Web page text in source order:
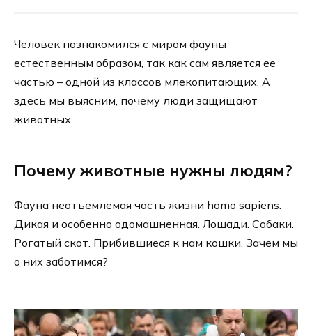
Человек познакомился с миром фауны
естественным образом, так как сам является ее
частью – одной из классов млекопитающих. А
здесь мы выясним, почему люди защищают
животных.
Почему животные нужны людям?
Фауна неотъемлемая часть жизни homo sapiens.
Дикая и особенно одомашненная. Лошади. Собаки.
Рогатый скот. Прибившиеся к нам кошки. Зачем мы
о них заботимся?